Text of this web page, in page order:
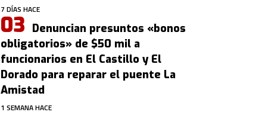
7 DÍAS HACE
Denuncian presuntos «bonos
obligatorios» de $50 mil a
funcionarios en El Castillo y El
Dorado para reparar el puente La
Amistad
1 SEMANA HACE